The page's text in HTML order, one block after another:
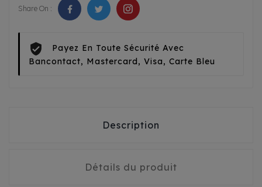
Share On :
Payez En Toute Sécurité Avec
Bancontact, Mastercard, Visa, Carte Bleu
Description
Détails du produit